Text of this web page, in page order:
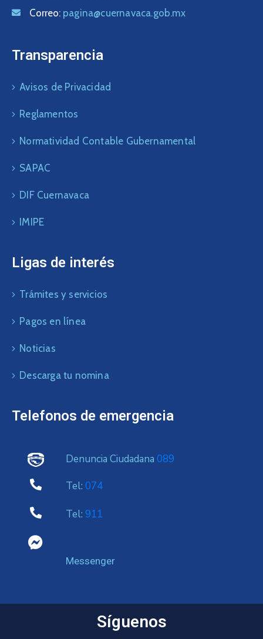
Correo: pagina@cuernavaca.gob.mx
Transparencia
Avisos de Privacidad
Reglamentos
Normatividad Contable Gubernamental
SAPAC
DIF Cuernavaca
IMIPE
Ligas de interés
Trámites y servicios
Pagos en línea
Noticias
Descarga tu nomina
Telefonos de emergencia
Denuncia Ciudadana 089
Tel: 074
Tel: 911
Messenger
Síguenos